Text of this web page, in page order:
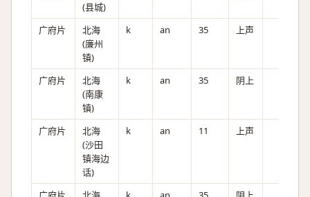
(县城)
广府片
北海
(廉州
镇)
k an 35 上声
广府片
北海
(南康
镇)
k an 35 阴上
广府片
北海
(沙田
镇海边
话)
k an 11 上声